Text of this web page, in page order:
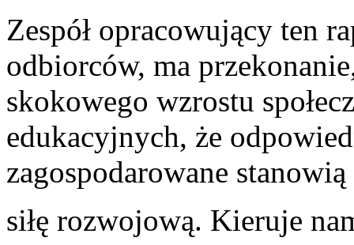
Zespół opracowujący ten
odbiorców, ma
skokowego wzrostu
edukacyjnych, że
zagospodarowane stanowią
siłę rozwojową. Kieruje